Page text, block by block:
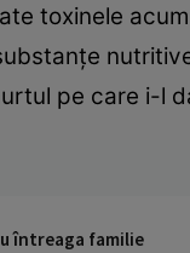
toxinele
pe care i-l
întreaga familie